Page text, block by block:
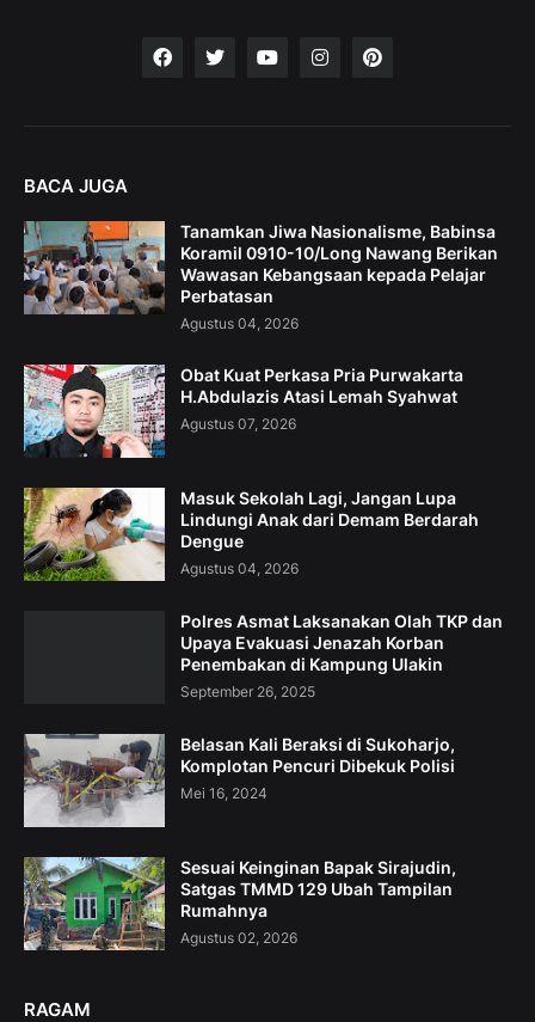
BACA JUGA
Tanamkan Jiwa Nasionalisme, Babinsa
Koramil 0910-10/Long Nawang Berikan
Wawasan Kebangsaan kepada Pelajar
Perbatasan
Agustus 04, 2026
Obat Kuat Perkasa Pria Purwakarta
H.Abdulazis Atasi Lemah Syahwat
Agustus 07, 2026
Masuk Sekolah Lagi, Jangan Lupa
Lindungi Anak dari Demam Berdarah
Dengue
Agustus 04, 2026
Polres Asmat Laksanakan Olah TKP dan
Upaya Evakuasi Jenazah Korban
Penembakan di Kampung Ulakin
September 26, 2025
Belasan Kali Beraksi di Sukoharjo,
Komplotan Pencuri Dibekuk Polisi
Mei 16, 2024
Sesuai Keinginan Bapak Sirajudin,
Satgas TMMD 129 Ubah Tampilan
Rumahnya
Agustus 02, 2026
RAGAM